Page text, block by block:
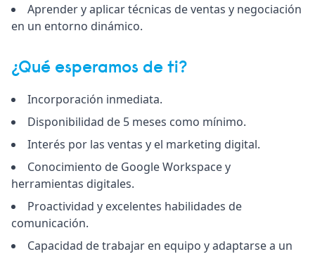
Aprender y aplicar técnicas de ventas y negociación
en un entorno dinámico.
¿Qué esperamos de ti?
Incorporación inmediata.
Disponibilidad de 5 meses como mínimo.
Interés por las ventas y el marketing digital.
Conocimiento de Google Workspace y
herramientas digitales.
Proactividad y excelentes habilidades de
comunicación.
Capacidad de trabajar en equipo y adaptarse a un